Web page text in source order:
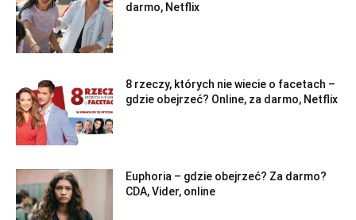
darmo, Netflix
8 rzeczy, których nie wiecie o facetach –
gdzie obejrzeć? Online, za darmo, Netflix
Euphoria – gdzie obejrzeć? Za darmo?
CDA, Vider, online